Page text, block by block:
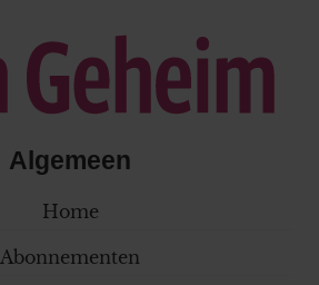
Algemeen
Home
Abonnementen